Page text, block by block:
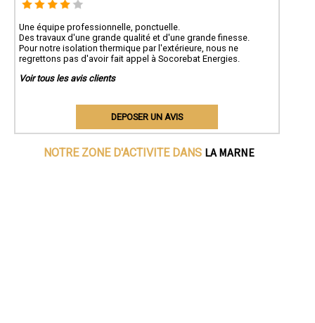
Une équipe professionnelle, ponctuelle.
Des travaux d'une grande qualité et d'une grande finesse.
Pour notre isolation thermique par l'extérieure, nous ne
regrettons pas d'avoir fait appel à Socorebat Energies.
Voir tous les avis clients
DEPOSER UN AVIS
NOTRE ZONE D'ACTIVITE DANS LA MARNE